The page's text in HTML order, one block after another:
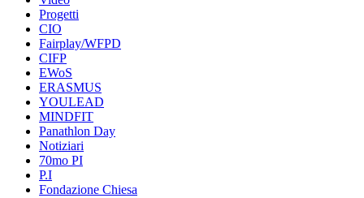
Progetti
CIO
Fairplay/WFPD
CIFP
EWoS
ERASMUS
YOULEAD
MINDFIT
Panathlon Day
Notiziari
70mo PI
P.I
Fondazione Chiesa